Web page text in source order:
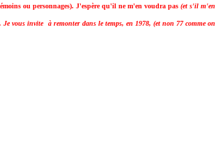
ou personnages). J'espère qu'il ne m'en voudra pas (et s'il m'en
vous invite à remonter dans le temps, en 1978, (et non 77 comme on